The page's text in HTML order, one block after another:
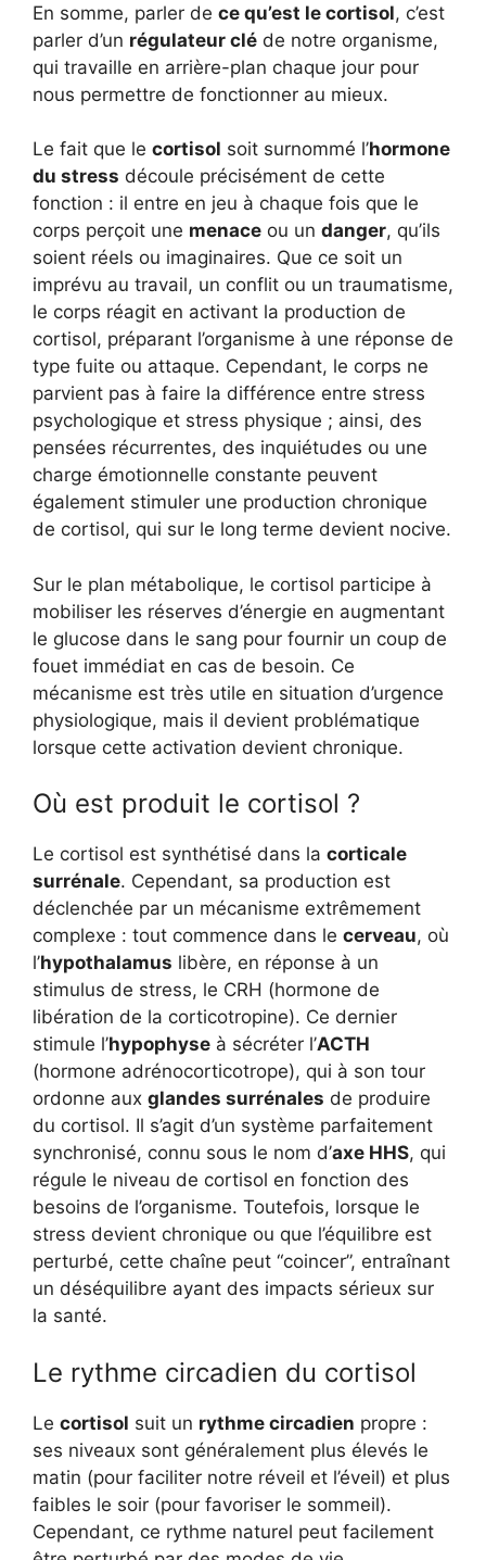
En somme, parler de ce qu’est le cortisol, c’est
parler d’un régulateur clé de notre organisme,
qui travaille en arrière-plan chaque jour pour
nous permettre de fonctionner au mieux.
Le fait que le cortisol soit surnommé l’hormone
du stress découle précisément de cette
fonction : il entre en jeu à chaque fois que le
corps perçoit une menace ou un danger, qu’ils
soient réels ou imaginaires. Que ce soit un
imprévu au travail, un conflit ou un traumatisme,
le corps réagit en activant la production de
cortisol, préparant l’organisme à une réponse de
type fuite ou attaque. Cependant, le corps ne
parvient pas à faire la différence entre stress
psychologique et stress physique ; ainsi, des
pensées récurrentes, des inquiétudes ou une
charge émotionnelle constante peuvent
également stimuler une production chronique
de cortisol, qui sur le long terme devient nocive.
Sur le plan métabolique, le cortisol participe à
mobiliser les réserves d’énergie en augmentant
le glucose dans le sang pour fournir un coup de
fouet immédiat en cas de besoin. Ce
mécanisme est très utile en situation d’urgence
physiologique, mais il devient problématique
lorsque cette activation devient chronique.
Où est produit le cortisol ?
Le cortisol est synthétisé dans la corticale
surrénale. Cependant, sa production est
déclenchée par un mécanisme extrêmement
complexe : tout commence dans le cerveau, où
l’hypothalamus libère, en réponse à un
stimulus de stress, le CRH (hormone de
libération de la corticotropine). Ce dernier
stimule l’hypophyse à sécréter l’ACTH
(hormone adrénocorticotrope), qui à son tour
ordonne aux glandes surrénales de produire
du cortisol. Il s’agit d’un système parfaitement
synchronisé, connu sous le nom d’axe HHS, qui
régule le niveau de cortisol en fonction des
besoins de l’organisme. Toutefois, lorsque le
stress devient chronique ou que l’équilibre est
perturbé, cette chaîne peut “coincer”, entraînant
un déséquilibre ayant des impacts sérieux sur
la santé.
Le rythme circadien du cortisol
Le cortisol suit un rythme circadien propre :
ses niveaux sont généralement plus élevés le
matin (pour faciliter notre réveil et l’éveil) et plus
faibles le soir (pour favoriser le sommeil).
Cependant, ce rythme naturel peut facilement